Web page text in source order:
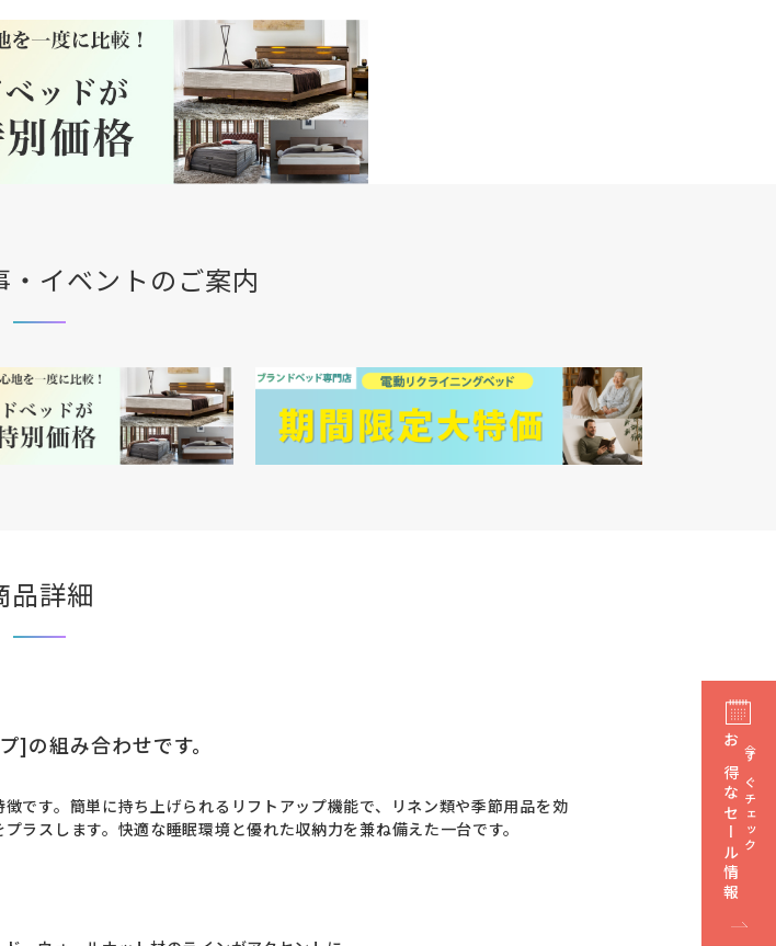
イベントのご案内
品詳細
の組み合わせです。
です。簡単に持ち上げられるリフトアップ機能で、リネン類や季節用品を効
ラスします。快適な睡眠環境と優れた収納力を兼ね備えた一台です。
今すぐチェック
お得なセール情報